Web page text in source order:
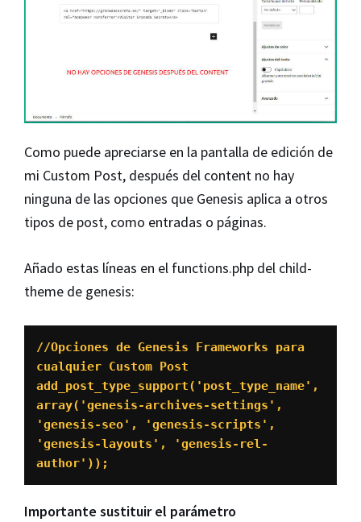
Como puede apreciarse en la pantalla de edición de
mi Custom Post, después del content no hay
ninguna de las opciones que Genesis aplica a otros
tipos de post, como entradas o páginas.
Añado estas líneas en el functions.php del child-
theme de genesis:
//Opciones de Genesis Frameworks para
cualquier Custom Post
add_post_type_support('post_type_name',
array('genesis-archives-settings',
'genesis-seo', 'genesis-scripts',
'genesis-layouts', 'genesis-rel-
author'));
Importante sustituir el parámetro